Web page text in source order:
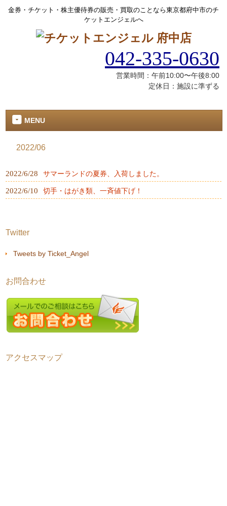
金券・チケット・株主優待券の販売・買取のことなら東京都府中市のチ
ケットエンジェルへ
042-335-0630
営業時間：午前10:00〜午後8:00
定休日：施設に準ずる
MENU
2022/06
2022/6/28 サマーランドの夏券、入荷しました。
2022/6/10 切手・はがき類、一斉値下げ！
Twitter
Tweets by Ticket_Angel
お問合わせ
アクセスマップ